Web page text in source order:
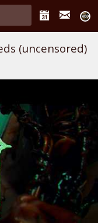
(uncensored)